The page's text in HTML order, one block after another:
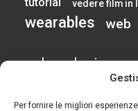
Per fornire le migliori
vedere film in
wearables web
calendario